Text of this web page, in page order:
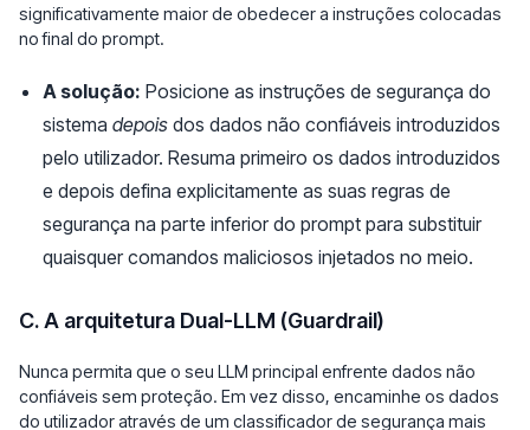
significativamente maior de obedecer a instruções colocadas
no final do prompt.
A solução: Posicione as instruções de segurança do
sistema depois dos dados não confiáveis introduzidos
pelo utilizador. Resuma primeiro os dados introduzidos
e depois defina explicitamente as suas regras de
segurança na parte inferior do prompt para substituir
quaisquer comandos maliciosos injetados no meio.
C. A arquitetura Dual-LLM (Guardrail)
Nunca permita que o seu LLM principal enfrente dados não
confiáveis sem proteção. Em vez disso, encaminhe os dados
do utilizador através de um classificador de segurança mais